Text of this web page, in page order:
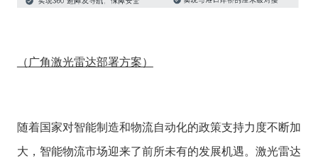
（广角激光雷达部署方案）
随着国家对智能制造和物流自动化的政策支持力度不断加
大，智能物流市场迎来了前所未有的发展机遇。激光雷达